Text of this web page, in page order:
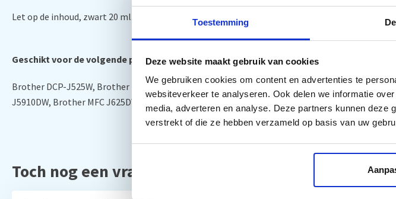
Toestemming
Deze website maakt gebruik van cookies
We gebruiken cookies om content en advertenties te
websiteverkeer te analyseren. Ook delen we informatie
media, adverteren en analyse. Deze partners kunnen deze
verstrekt of die ze hebben verzameld op basis van uw
Let op de inhoud, zwart 20 ml. en de kleuren elk 10 ml.
Geschikt voor de volgende printers:
Brother DCP-J525W, Brother DCP-J725DW, Brother DCP-J925DW, Brother MFC J430W, Brother
J5910DW, Brother MFC J625DW, Brother MFC J6510DW, Brother MFC J6710DW, Brother MFC
Toch nog een vraag?